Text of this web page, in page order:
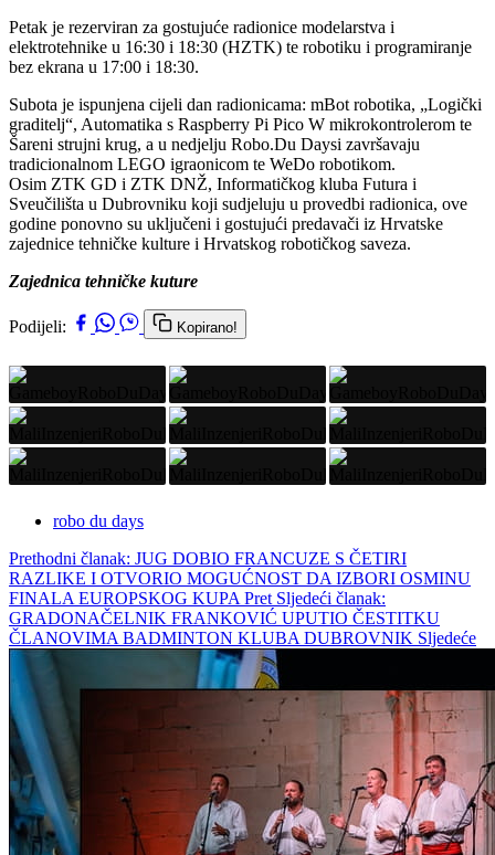
Petak je rezerviran za gostujuće radionice modelarstva i
elektrotehnike u 16:30 i 18:30 (HZTK) te robotiku i programiranje
bez ekrana u 17:00 i 18:30.
Subota je ispunjena cijeli dan radionicama: mBot robotika, „Logički
graditelj“, Automatika s Raspberry Pi Pico W mikrokontrolerom te
Šareni strujni krug, a u nedjelju Robo.Du Daysi završavaju
tradicionalnom LEGO igraonicom te WeDo robotikom.
Osim ZTK GD i ZTK DNŽ, Informatičkog kluba Futura i
Sveučilišta u Dubrovniku koji sudjeluju u provedbi radionica, ove
godine ponovno su uključeni i gostujući predavači iz Hrvatske
zajednice tehničke kulture i Hrvatskog robotičkog saveza.
Zajednica tehničke kuture
Podijeli: Kopirano!
robo du days
Prethodni članak: JUG DOBIO FRANCUZE S ČETIRI
RAZLIKE I OTVORIO MOGUĆNOST DA IZBORI OSMINU
FINALA EUROPSKOG KUPA Pret Sljedeći članak:
GRADONAČELNIK FRANKOVIĆ UPUTIO ČESTITKU
ČLANOVIMA BADMINTON KLUBA DUBROVNIK Sljedeće